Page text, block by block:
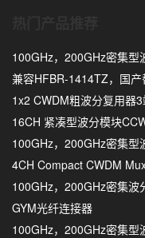
100GHz，200GHz密集型
兼容HFBR-1414TZ，国
1x2 CWDM粗波分复用器
16CH 紧凑型波分模块
100GHz，200GHz密集型
4CH Compact CWDM
100GHz，200GHz密集波
GYM光纤连接器
100GHz，200GHz密集型